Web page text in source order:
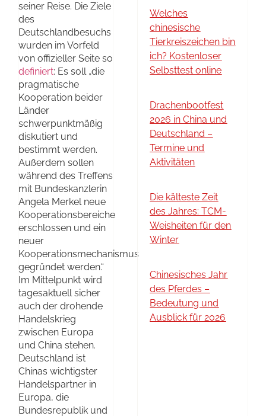
seiner Reise. Die Ziele
des
Deutschlandbesuchs
wurden im Vorfeld
von offizieller Seite so
definiert: Es soll „die
pragmatische
Kooperation beider
Länder
schwerpunktmäßig
diskutiert und
bestimmt werden.
Außerdem sollen
während des Treffens
mit Bundeskanzlerin
Angela Merkel neue
Kooperationsbereiche
erschlossen und ein
neuer
Kooperationsmechanismus
gegründet werden.“
Im Mittelpunkt wird
tagesaktuell sicher
auch der drohende
Handelskrieg
zwischen Europa
und China stehen.
Deutschland ist
Chinas wichtigster
Handelspartner in
Europa, die
Bundesrepublik und
Welches
chinesische
Tierkreiszeichen bin
ich? Kostenloser
Selbsttest online
Drachenbootfest
2026 in China und
Deutschland –
Termine und
Aktivitäten
Die kälteste Zeit
des Jahres: TCM-
Weisheiten für den
Winter
Chinesisches Jahr
des Pferdes –
Bedeutung und
Ausblick für 2026